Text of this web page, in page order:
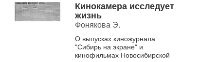
монтаж - Леонид Але...
Кинокамера исследует
жизнь
Фонякова Э.
О выпусках киножурнала
"Сибирь на экране" и
кинофильмах Новосибирской